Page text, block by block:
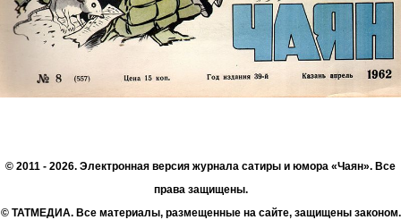
© 2011 - 2026. Электронная версия журнала сатиры и юмора «Чаян». Все
права защищены.
© ТАТМЕДИА. Все материалы, размещенные на сайте, защищены законом.